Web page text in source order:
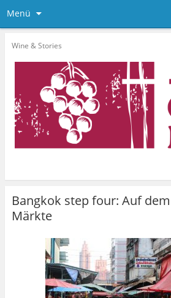
Menü
Wine & Stories
Bangkok step four: Auf
Märkte